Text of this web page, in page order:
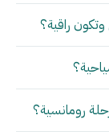
راقية؟
رومانسية؟